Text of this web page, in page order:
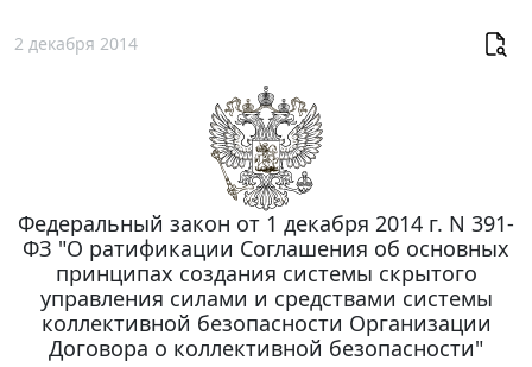
2 декабря 2014
Федеральный закон от 1 декабря 2014 г. N 391-
ФЗ "О ратификации Соглашения об основных
принципах создания системы скрытого
управления силами и средствами системы
коллективной безопасности Организации
Договора о коллективной безопасности"